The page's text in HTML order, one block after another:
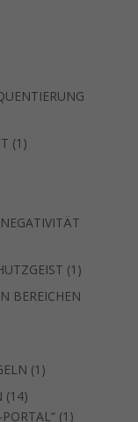
1 1
1 1
Produkt
BEREICHEN
1 1
1414
Produkte
1 1